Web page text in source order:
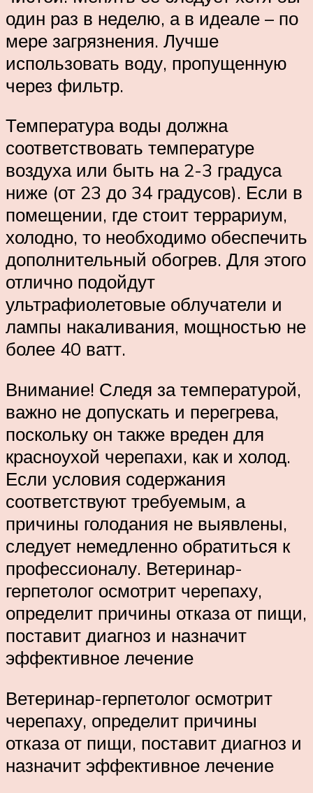
один раз в неделю, а в идеале – по
мере загрязнения. Лучше
использовать воду, пропущенную
через фильтр.
Температура воды должна
соответствовать температуре
воздуха или быть на 2-3 градуса
ниже (от 23 до 34 градусов). Если в
помещении, где стоит террариум,
холодно, то необходимо обеспечить
дополнительный обогрев. Для этого
отлично подойдут
ультрафиолетовые облучатели и
лампы накаливания, мощностью не
более 40 ватт.
Внимание! Следя за температурой,
важно не допускать и перегрева,
поскольку он также вреден для
красноухой черепахи, как и холод.
Если условия содержания
соответствуют требуемым, а
причины голодания не выявлены,
следует немедленно обратиться к
профессионалу. Ветеринар-
герпетолог осмотрит черепаху,
определит причины отказа от пищи,
поставит диагноз и назначит
эффективное лечение
Ветеринар-герпетолог осмотрит
черепаху, определит причины
отказа от пищи, поставит диагноз и
назначит эффективное лечение